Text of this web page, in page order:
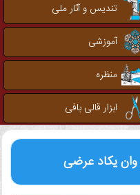
تندیس و آثار ملی
آموزشی
منظره
ابزار قالی بافی
وان یکاد عرضی